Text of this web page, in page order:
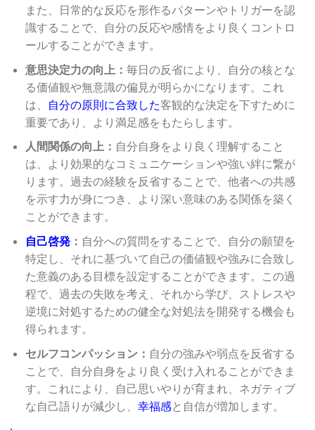
また、日常的な反応を形作るパターンやトリガーを認
識することで、自分の反応や感情をより良くコントロ
ールすることができます。
意思決定力の向上： 毎日の反省により、自分の核とな
る価値観や無意識の偏見が明らかになります。これ
は、
自分の原則に合致した客観的な決定を下すために
重要であり、より満足感をもたらします。
人間関係の向上： 自分自身をより良く理解すること
は、より効果的なコミュニケーションや強い絆に繋が
ります。過去の経験を反省することで、他者への共感
を示す力が身につき、より深い意味のある関係を築く
ことができます。
自己啓発： 自分への質問をすることで、自分の願望を
特定し、それに基づいて自己の価値観や強みに合致し
た意義のある目標を設定することができます。この過
程で、過去の失敗を考え、それから学び、ストレスや
逆境に対処するための健全な対処法を開発する機会も
得られます。
セルフコンパッション： 自分の強みや弱点を反省する
ことで、自分自身をより良く受け入れることができま
す。これにより、自己思いやりが育まれ、ネガティブ
な自己語りが減少し、 幸福感と自信が増加します。